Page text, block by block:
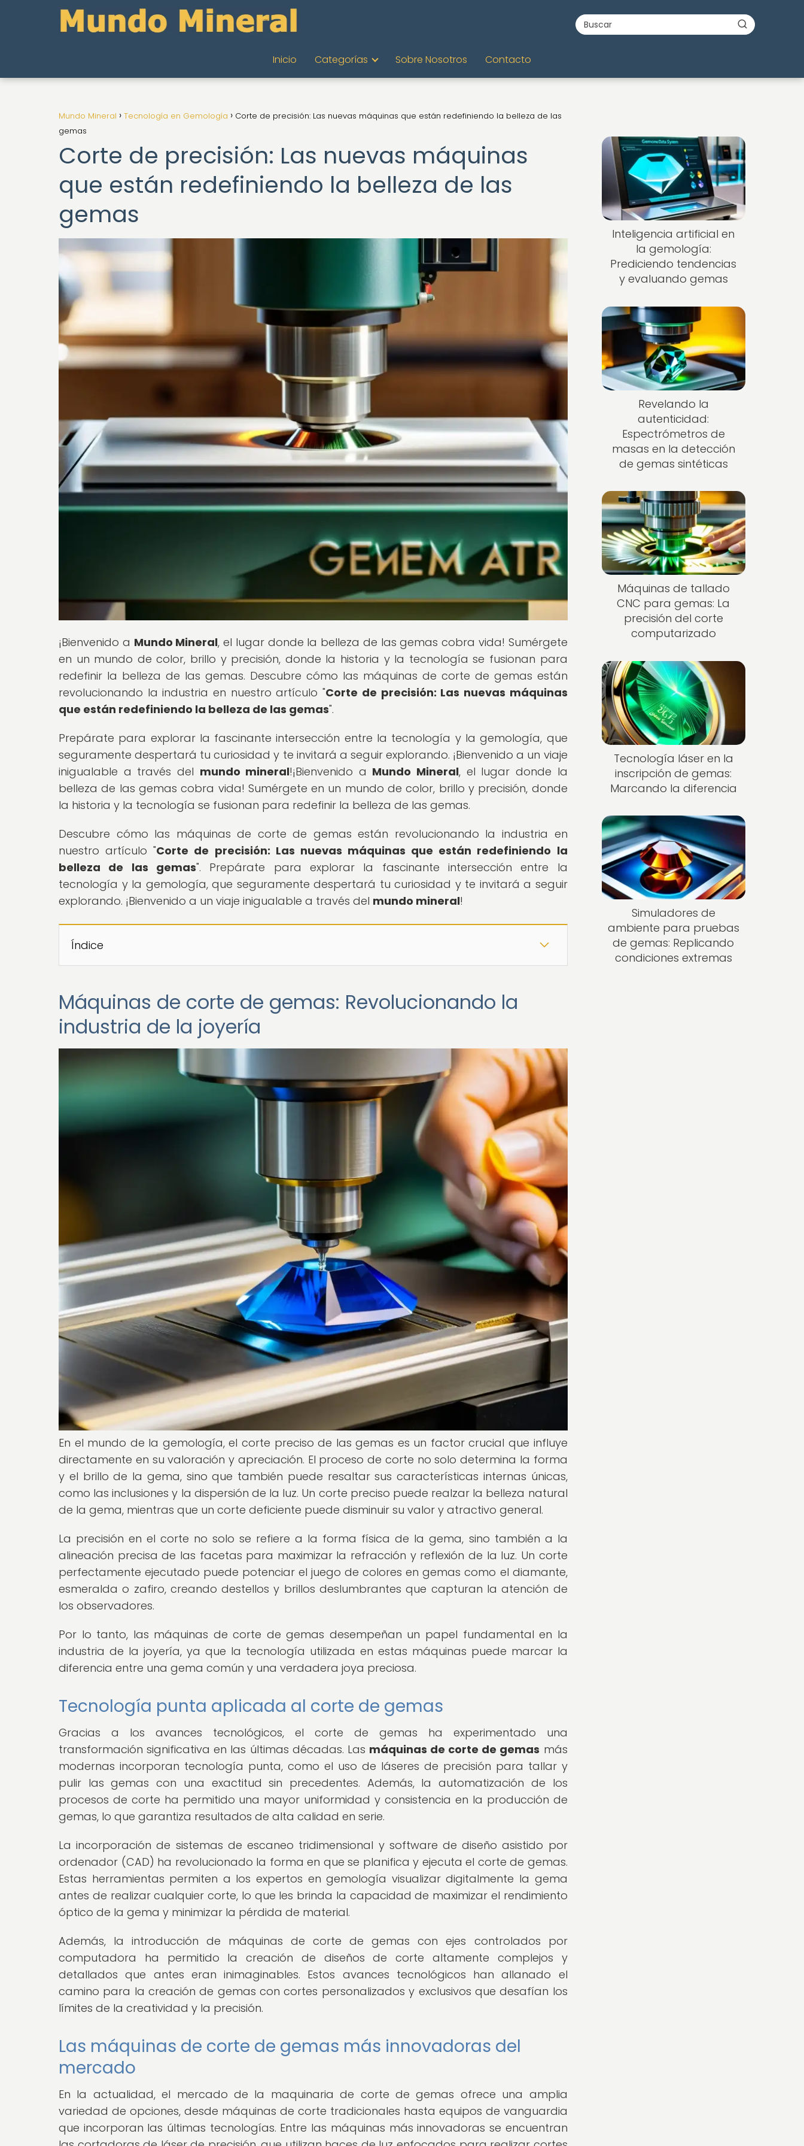
Inicio Categorías Sobre Nosotros Contacto
Mundo Mineral Tecnología en Gemología
Corte de precisión: Las nuevas máquinas que están redefiniendo la belleza de las
gemas
Corte de precisión: Las nuevas máquinas
que están redefiniendo la belleza de las
gemas
¡Bienvenido a Mundo Mineral, el lugar donde la belleza de las gemas cobra vida! Sumérgete
en un mundo de color, brillo y precisión, donde la historia y la tecnología se fusionan para
redefinir la belleza de las gemas. Descubre cómo las máquinas de corte de gemas están
revolucionando la industria en nuestro artículo "Corte de precisión: Las nuevas máquinas
que están redefiniendo la belleza de las gemas".
Prepárate para explorar la fascinante intersección entre la tecnología y la gemología, que
seguramente despertará tu curiosidad y te invitará a seguir explorando. ¡Bienvenido a un viaje
inigualable a través del mundo mineral!¡Bienvenido a Mundo Mineral, el lugar donde la
belleza de las gemas cobra vida! Sumérgete en un mundo de color, brillo y precisión, donde
la historia y la tecnología se fusionan para redefinir la belleza de las gemas.
Descubre cómo las máquinas de corte de gemas están revolucionando la industria en
nuestro artículo "Corte de precisión: Las nuevas máquinas que están redefiniendo la
belleza de las gemas". Prepárate para explorar la fascinante intersección entre la
tecnología y la gemología, que seguramente despertará tu curiosidad y te invitará a seguir
explorando. ¡Bienvenido a un viaje inigualable a través del mundo mineral!
Índice
Máquinas de corte de gemas: Revolucionando la
industria de la joyería
En el mundo de la gemología, el corte preciso de las gemas es un factor crucial que influye
directamente en su valoración y apreciación. El proceso de corte no solo determina la forma
y el brillo de la gema, sino que también puede resaltar sus características internas únicas,
como las inclusiones y la dispersión de la luz. Un corte preciso puede realzar la belleza natural
de la gema, mientras que un corte deficiente puede disminuir su valor y atractivo general.
La precisión en el corte no solo se refiere a la forma física de la gema, sino también a la
alineación precisa de las facetas para maximizar la refracción y reflexión de la luz. Un corte
perfectamente ejecutado puede potenciar el juego de colores en gemas como el diamante,
esmeralda o zafiro, creando destellos y brillos deslumbrantes que capturan la atención de
los observadores.
Por lo tanto, las máquinas de corte de gemas desempeñan un papel fundamental en la
industria de la joyería, ya que la tecnología utilizada en estas máquinas puede marcar la
diferencia entre una gema común y una verdadera joya preciosa.
Tecnología punta aplicada al corte de gemas
Gracias a los avances tecnológicos, el corte de gemas ha experimentado una
transformación significativa en las últimas décadas. Las máquinas de corte de gemas más
modernas incorporan tecnología punta, como el uso de láseres de precisión para tallar y
pulir las gemas con una exactitud sin precedentes. Además, la automatización de los
procesos de corte ha permitido una mayor uniformidad y consistencia en la producción de
gemas, lo que garantiza resultados de alta calidad en serie.
La incorporación de sistemas de escaneo tridimensional y software de diseño asistido por
ordenador (CAD) ha revolucionado la forma en que se planifica y ejecuta el corte de gemas.
Estas herramientas permiten a los expertos en gemología visualizar digitalmente la gema
antes de realizar cualquier corte, lo que les brinda la capacidad de maximizar el rendimiento
óptico de la gema y minimizar la pérdida de material.
Además, la introducción de máquinas de corte de gemas con ejes controlados por
computadora ha permitido la creación de diseños de corte altamente complejos y
detallados que antes eran inimaginables. Estos avances tecnológicos han allanado el
camino para la creación de gemas con cortes personalizados y exclusivos que desafían los
límites de la creatividad y la precisión.
Las máquinas de corte de gemas más innovadoras del
mercado
En la actualidad, el mercado de la maquinaria de corte de gemas ofrece una amplia
variedad de opciones, desde máquinas de corte tradicionales hasta equipos de vanguardia
que incorporan las últimas tecnologías. Entre las máquinas más innovadoras se encuentran
Inteligencia artificial en
la gemología:
Prediciendo tendencias
y evaluando gemas
Revelando la
autenticidad:
Espectrómetros de
masas en la detección
de gemas sintéticas
Máquinas de tallado
CNC para gemas: La
precisión del corte
computarizado
Tecnología láser en la
inscripción de gemas:
Marcando la diferencia
Simuladores de
ambiente para pruebas
de gemas: Replicando
condiciones extremas